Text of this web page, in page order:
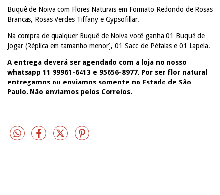
Buquê de Noiva com Flores Naturais em Formato Redondo de Rosas
Brancas, Rosas Verdes Tiffany e Gypsofillar.
Na compra de qualquer Buquê de Noiva você ganha 01 Buquê de
Jogar (Réplica em tamanho menor), 01 Saco de Pétalas e 01 Lapela.
A entrega deverá ser agendado com a loja no nosso
whatsapp 11 99961-6413 e 95656-8977. Por ser flor natural
entregamos ou enviamos somente no Estado de São
Paulo. Não enviamos pelos Correios.